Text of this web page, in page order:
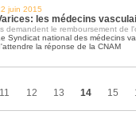
juin 2015
les médecins
demandent le remboursement de
Syndicat national des médecins
la réponse de la CNAM
11 12 13 14 15